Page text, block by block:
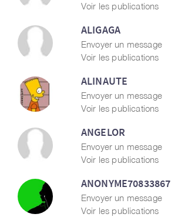
Voir les publications
ALIGAGA
Envoyer un message
Voir les publications
ALINAUTE
Envoyer un message
Voir les publications
ANGELOR
Envoyer un message
Voir les publications
ANONYME70833867
Envoyer un message
Voir les publications